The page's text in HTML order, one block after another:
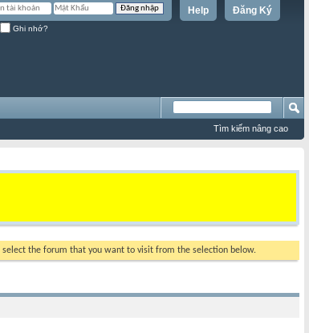
Đăng Ký
Help
Ghi nhớ?
Tìm kiếm nâng cao
select the forum that you want to visit from the selection below.